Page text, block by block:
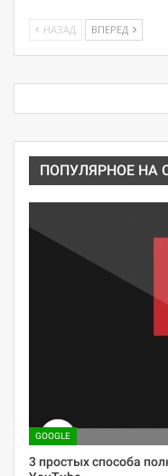
НАЗАД ВПЕРЕД
ПОПУЛЯРНОЕ НА
GOOGLE
3 простых способа